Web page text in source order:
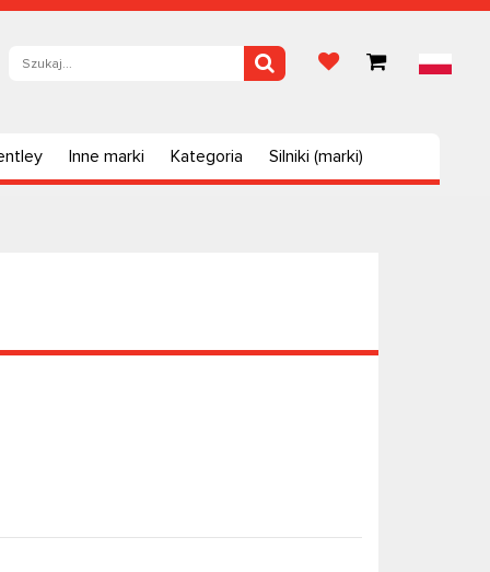
Inne marki Kategoria Silniki (marki)